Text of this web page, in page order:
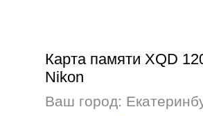
Карта памяти XQD
Nikon
Ваш город: